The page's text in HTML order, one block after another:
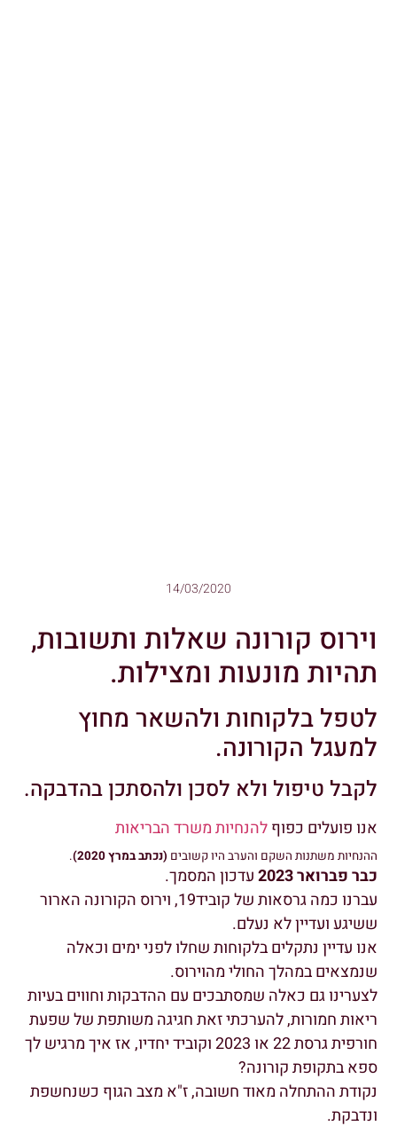
14/03/2020
וירוס קורונה שאלות ותשובות,
תהיות מונעות ומצילות.
לטפל בלקוחות ולהשאר מחוץ
למעגל הקורונה.
לקבל טיפול ולא לסכן ולהסתכן בהדבקה.
אנו פועלים כפוףלהנחיות משרד הבריאות
ההנחיות משתנות השקם והערב היו קשובים (נכתב במרץ 2020) .
כבר פברואר 2023
עדכון המסמך.
עברנו כמה גרסאות של קוביד19, וירוס הקורונה הארור
ששיגע ועדיין לא נעלם.
אנו עדיין נתקלים בלקוחות שחלו לפני ימים וכאלה
שנמצאים במהלך החולי מהוירוס.
לצערינו גם כאלה שמסתבכים עם ההדבקות וחווים בעיות
ריאות חמורות, להערכתי זאת חגיגה משותפת של שפעת
חורפית גרסת 22 או 2023 וקוביד יחדיו, אז איך מרגיש לך
ספא בתקופת קורונה?
נקודת ההתחלה מאוד חשובה, ז"א מצב הגוף כשנחשפת
ונדבקת.